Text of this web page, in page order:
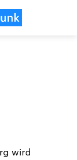
wird